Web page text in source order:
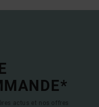
actus et nos offres